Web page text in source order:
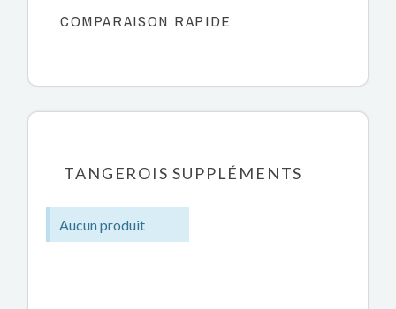
COMPARAISON RAPIDE
TANGEROIS SUPPLÉMENTS
Aucun produit